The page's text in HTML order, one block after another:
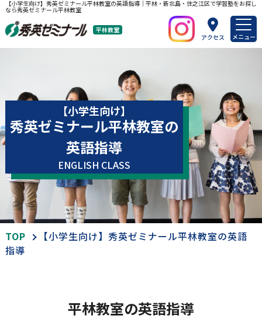
【小学生向け】秀英ゼミナール平林教室の英語指導｜平林・新北島・住之江区で学習塾をお探し
なら秀英ゼミナール平林教室
平林教室
アクセス
メニュー
【小学生向け】
秀英ゼミナール平林教室の
英語指導
ENGLISH CLASS
TOP
【小学生向け】秀英ゼミナール平林教室の英語
指導
平林教室の英語指導